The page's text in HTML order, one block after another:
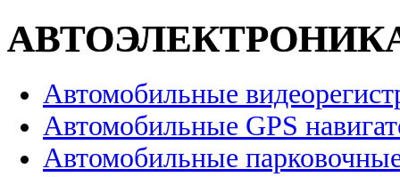
Автомобильные
Автомобильные GPS
Автомобильные